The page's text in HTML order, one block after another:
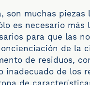
son muchas
es necesario
para que las
de la
de residuos,
inadecuado de los